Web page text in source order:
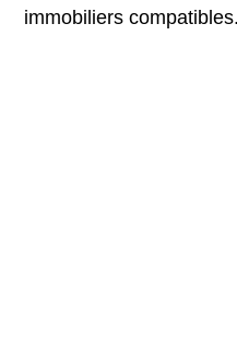
immobiliers compatibles.